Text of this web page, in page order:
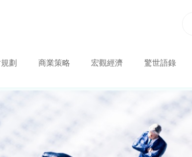
劃 商業策略 宏觀經濟 驚世語錄